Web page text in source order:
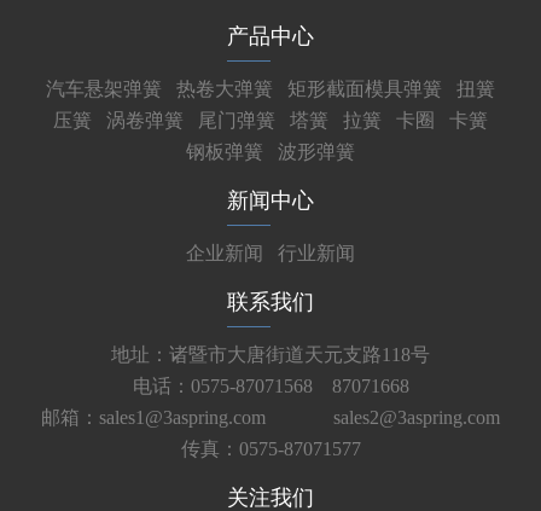
产品中心
汽车悬架弹簧 热卷大弹簧 矩形截面模具弹簧
扭簧
压簧
涡卷弹簧 尾门弹簧 塔簧 拉簧 卡圈
卡簧
钢板弹簧
波形弹簧
新闻中心
企业新闻 行业新闻
联系我们
地址：诸暨市大唐街道天元支路118号
电话：0575-87071568 87071668
邮箱：sales1@3aspring.com
sales2@3aspring.com
传真：0575-87071577
关注我们